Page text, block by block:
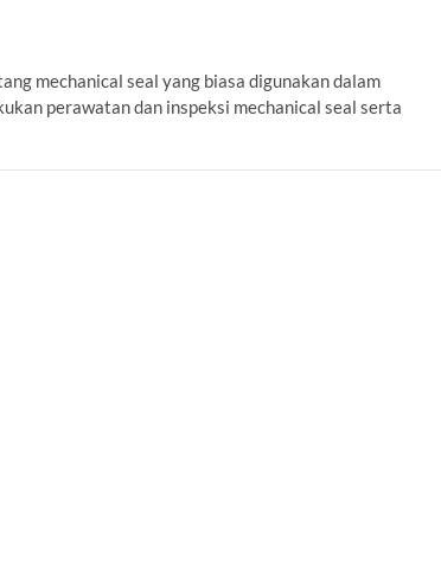
mechanical seal yang biasa digunakan dalam
perawatan dan inspeksi mechanical seal serta